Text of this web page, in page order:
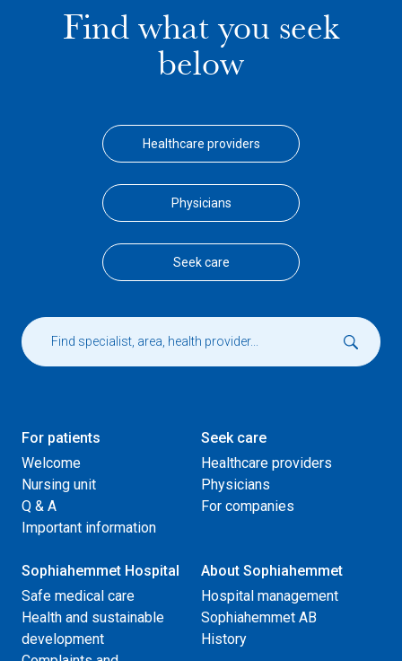
Find what you seek
below
Healthcare providers
Physicians
Seek care
For patients
Welcome
Nursing unit
Q & A
Important information
Seek care
Healthcare providers
Physicians
For companies
Sophiahemmet Hospital
Safe medical care
Health and sustainable
development
About Sophiahemmet
Hospital management
Sophiahemmet AB
History